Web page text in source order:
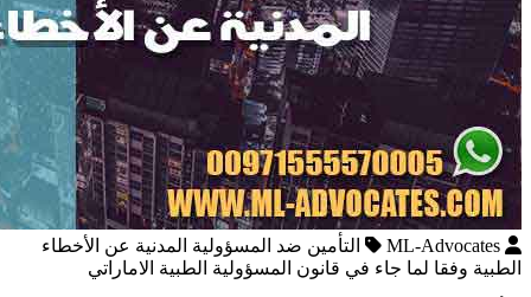
ML-Advocates
التأمين ضد المسؤولية المدنية عن الأخطاء
الطبية وفقا لما جاء في قانون المسؤولية الطبية الاماراتي